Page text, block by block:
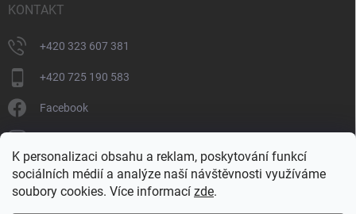
K personalizaci obsahu a reklam, poskytování funkcí
sociálních médií a analýze naší návštěvnosti využíváme
soubory cookies. Více informací zde.
KONTAKT
+420 323 607 381
+420 725 190 583
Facebook
+420 725 190 583